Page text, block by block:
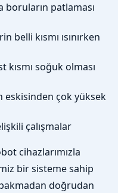
patlaması
belli kısmı ısınırken
kısmı soğuk olması
eskisinden çok yüksek
çalışmalar
cihazlarımızla
bir sisteme sahip
doğrudan